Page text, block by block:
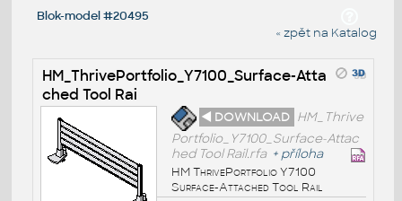
Blok-model #20495
« zpět na Katalog
HM_ThrivePortfolio_Y7100_Surface-Atta
ched Tool Rai
◄ DOWNLOAD HM_Thrive
Portfolio_Y7100_Surface-Attac
hed Tool Rail.rfa + příloha
HM ThrivePortfolio Y7100
Surface-Attached Tool Rail